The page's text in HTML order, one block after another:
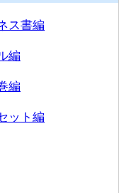
ス書編
編
編
ット編